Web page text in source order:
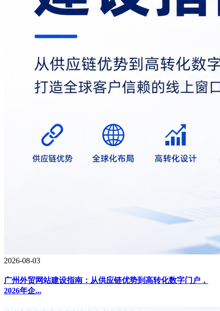
2026-08-03
广州外贸网站建设指南：从供应链优势到高转化数字门户，
2026年企...